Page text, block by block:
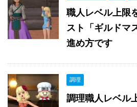
職人レベル上限
スト「ギルドマ
進め方です
調理
調理職人レベ